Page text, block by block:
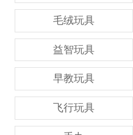
毛绒玩具
益智玩具
早教玩具
飞行玩具